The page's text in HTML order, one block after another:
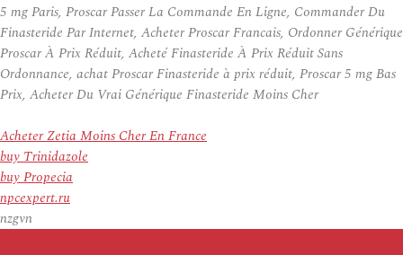
5 mg Paris, Proscar Passer La Commande En Ligne, Commander Du
Finasteride Par Internet, Acheter Proscar Francais, Ordonner Générique
Proscar À Prix Réduit, Acheté Finasteride À Prix Réduit Sans
Ordonnance, achat Proscar Finasteride à prix réduit, Proscar 5 mg Bas
Prix, Acheter Du Vrai Générique Finasteride Moins Cher
Acheter Zetia Moins Cher En France
buy Trinidazole
buy Propecia
npcexpert.ru
nzgvn